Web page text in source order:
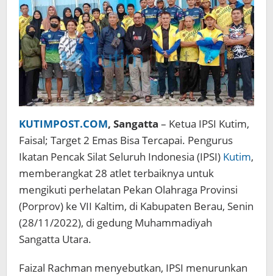
KUTIMPOST.COM, Sangatta – Ketua IPSI Kutim,
Faisal; Target 2 Emas Bisa Tercapai. Pengurus
Ikatan Pencak Silat Seluruh Indonesia (IPSI) Kutim,
memberangkat 28 atlet terbaiknya untuk
mengikuti perhelatan Pekan Olahraga Provinsi
(Porprov) ke VII Kaltim, di Kabupaten Berau, Senin
(28/11/2022), di gedung Muhammadiyah
Sangatta Utara.
Faizal Rachman menyebutkan, IPSI menurunkan